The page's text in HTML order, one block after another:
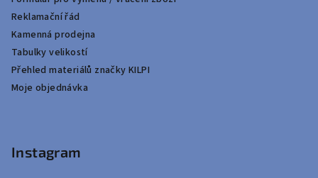
Reklamační řád
Kamenná prodejna
Tabulky velikostí
Přehled materiálů značky KILPI
Moje objednávka
Instagram